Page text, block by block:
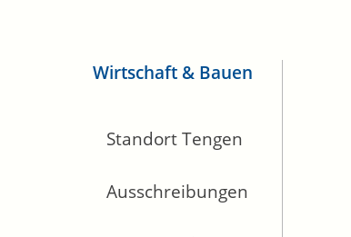
Wirtschaft & Bauen
Standort Tengen
Ausschreibungen